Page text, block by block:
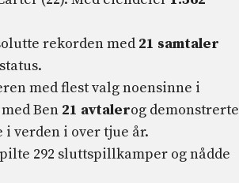
rekorden med 21 samtaler
med flest valg noensinne i
Ben 21 avtalerog demonstrerte
i verden i over tjue år.
292 sluttspillkamper og nådde